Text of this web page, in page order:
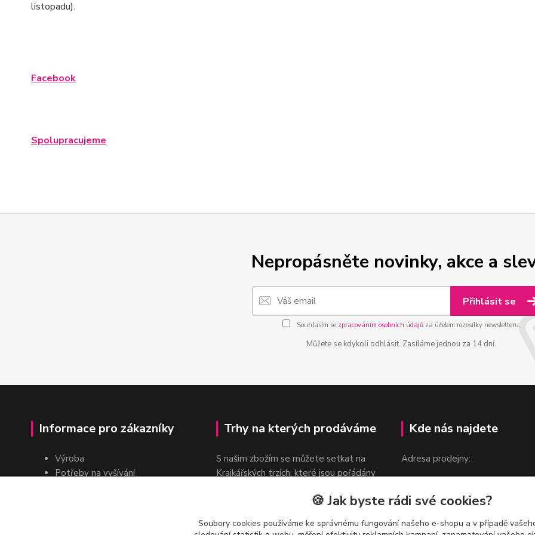
listopadu).
Facebook
Spolupracujeme
Nepropásněte novinky, akce a
Přihlásit se
Souhlasím se zpracováním osobních údajůza účelem rozesílky newsletteru.
Můžete se kdykoli odhlásit. Zasíláme jednou za 14 dní.
Informace pro zákazníky
Výroba
Potřeby na vyšívání
Trhy na kterých prodáváme
S našim zbožím se můžete setkat na
Krajkářských trzích, které jsou pořádány
Kde nás najdete
Adresa prodejny:
v blízkosti stanice Metra B -
Českomoravská
🍪 Jak byste rádi své cookies?
Soubory cookies používáme ke správnému fungování našeho e-shopu a v případě